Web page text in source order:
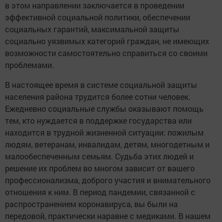
в этом направлении заключается в проведении
эффективной социальной политики, обеспечении
социальных гарантий, максимальной защиты
социально уязвимых категорий граждан, не имеющих
возможности самостоятельно справиться со своими
проблемами.
В настоящее время в системе социальной защиты
населения района трудится более сотни человек.
Ежедневно социальные службы оказывают помощь
тем, кто нуждается в поддержке государства или
находится в трудной жизненной ситуации: пожилым
людям, ветеранам, инвалидам, детям, многодетным и
малообеспеченным семьям. Судьба этих людей и
решение их проблем во многом зависит от вашего
профессионализма, доброго участия и внимательного
отношения к ним. В период пандемии, связанной с
распространением коронавируса, вы были на
передовой, практически наравне с медиками. В нашем